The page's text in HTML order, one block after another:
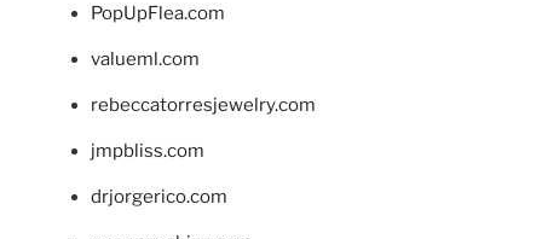
PopUpFlea.com
valueml.com
rebeccatorresjewelry.com
jmpbliss.com
drjorgerico.com